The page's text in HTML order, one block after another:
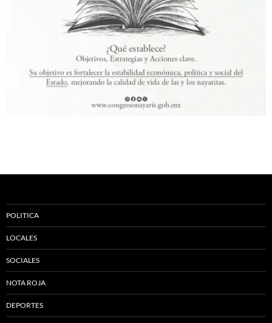
POLITICA
LOCALES
SOCIALES
NOTA ROJA
DEPORTES